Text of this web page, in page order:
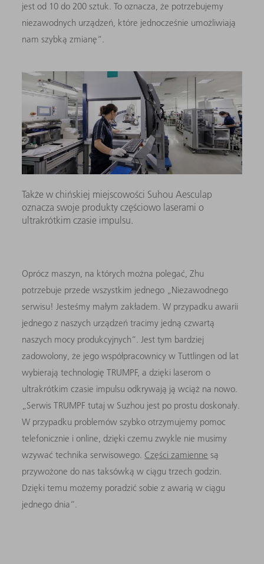
jest od 10 do 200 sztuk. To oznacza, że potrzebujemy
niezawodnych urządzeń, które jednocześnie umożliwiają
nam szybką zmianę“.
Także w chińskiej miejscowości Suhou Aesculap
oznacza swoje produkty częściowo laserami o
ultrakrótkim czasie impulsu.
Oprócz maszyn, na których można polegać, Zhu
potrzebuje przede wszystkim jednego „Niezawodnego
serwisu! Jesteśmy małym zakładem. W przypadku awarii
jednego z naszych urządzeń tracimy jedną czwartą
naszych mocy produkcyjnych“. Jest tym bardziej
zadowolony, że jego współpracownicy w Tuttlingen od lat
wybierają technologię TRUMPF, a dzięki laserom o
ultrakrótkim czasie impulsu odkrywają ją wciąż na nowo.
„Serwis TRUMPF tutaj w Suzhou jest po prostu doskonały.
W przypadku problemów szybko otrzymujemy pomoc
telefonicznie i online, dzięki czemu zwykle nie musimy
wzywać technika serwisowego. Części zamienne są
przywożone do nas taksówką w ciągu trzech godzin.
Dzięki temu możemy poradzić sobie z awarią w ciągu
jednego dnia“.